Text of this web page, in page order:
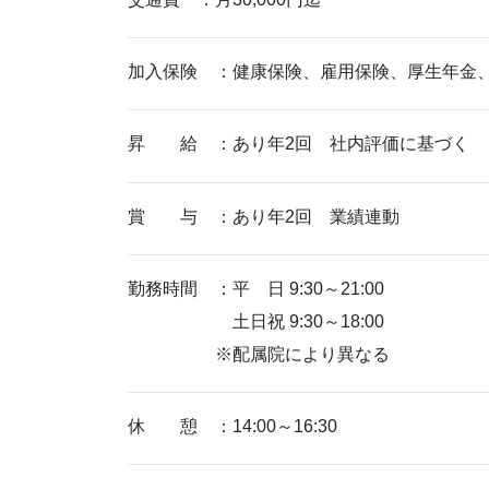
加入保険 ：健康保険、雇用保険、厚生年金
昇 給 ：あり年2回 社内評価に基づく
賞 与 ：あり年2回 業績連動
勤務時間 ：平 日 9:30～21:00
土日祝 9:30～18:00
※配属院により異なる
休 憩 ：14:00～16:30